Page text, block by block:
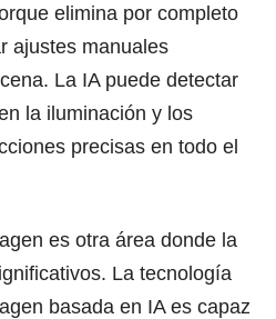
elimina por completo
ajustes manuales
La IA puede detectar
la iluminación y los
precisas en todo el
es otra área donde la
La tecnología
basada en IA es capaz